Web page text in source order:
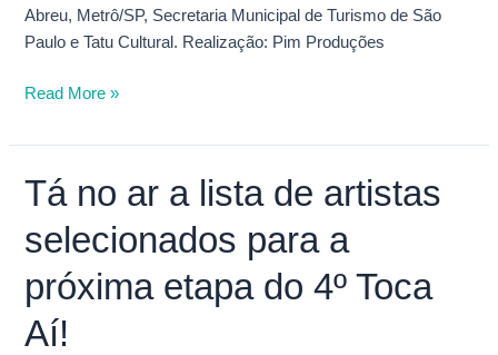
Abreu, Metrô/SP, Secretaria Municipal de Turismo de São
Paulo e Tatu Cultural. Realização: Pim Produções
Read More »
Tá no ar a lista de artistas
selecionados para a
próxima etapa do 4º Toca
Aí!
Tá
no
ar
lista
artistas